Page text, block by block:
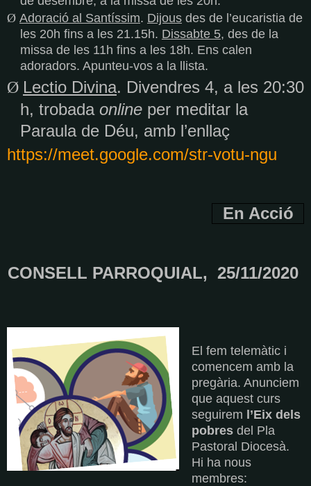
Ø Adoració al Santíssim. Dijous des de l’eucaristia de
les 20h fins a les 21.15h. Dissabte 5, des de la
missa de les 11h fins a les 18h. Ens calen
adoradors. Apunteu-vos a la llista.
Ø Lectio Divina. Divendres 4, a les 20:30
h, trobada onlineper meditar la
Paraula de Déu, amb l’enllaç
https://meet.google.com/str-votu-ngu
En Acció
CONSELL PARROQUIAL, 25/11/2020
El fem telemàtic i
comencem amb la
pregària. Anunciem
que aquest curs
seguirem l’Eix dels
pobres del Pla
Pastoral Diocesà.
Hi ha nous
membres: